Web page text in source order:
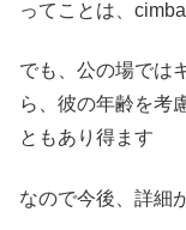
ってことは、
でも、公の場では
ら、彼の年齢を考
ともあり得ます
なので今後、詳細